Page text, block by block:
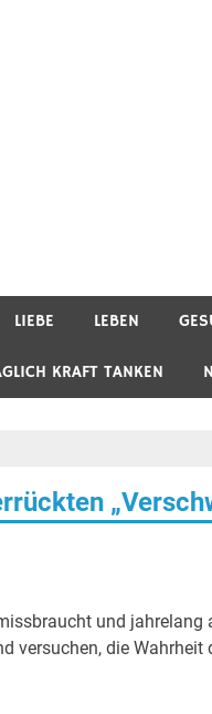
LIEBE LEBEN
KRAFT TANKEN
und jahrelang
versuchen, die